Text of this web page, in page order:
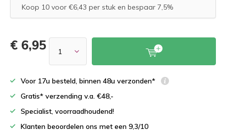
Koop 10 voor €6,43 per stuk en bespaar 7,5%
€ 6,95
Voor 17u besteld, binnen 48u verzonden*
Gratis* verzending v.a. €48,-
Specialist, voorraadhoudend!
Klanten beoordelen ons met een 9,3/10